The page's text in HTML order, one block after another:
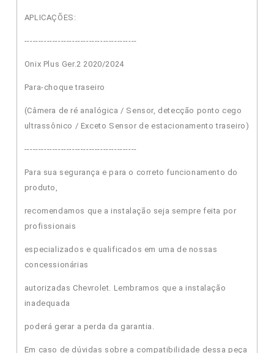
APLICAÇÕES:
----------------------------------------
Onix Plus Ger.2 2020/2024
Para-choque traseiro
(Câmera de ré analógica / Sensor, detecção ponto cego
ultrassônico / Exceto Sensor de estacionamento traseiro)
----------------------------------------
Para sua segurança e para o correto funcionamento do
produto,
recomendamos que a instalação seja sempre feita por
profissionais
especializados e qualificados em uma de nossas
concessionárias
autorizadas Chevrolet. Lembramos que a instalação
inadequada
poderá gerar a perda da garantia.
Em caso de dúvidas sobre a compatibilidade dessa peça